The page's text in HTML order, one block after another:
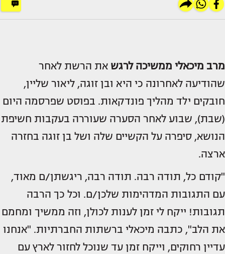
מרב מיכאלי ממשיכה לרגש את הרשת לאחר
שהודיעה לאחרונה כי היא ובן זוגה, ליאור שליין,
חובקים ילד מהליך פונדקאות. בפוסט שפרסמה היום
(שבת), שבוע לאחר הסערה שעוררה בעקבות חשיפת
הנושא, סיפרה על הקשיים שלה ושל בן זוגה בחזרה
ארצה.
"קודם כל, תודה רבה. תודה רבה, ריגשתן/ם מאוד,
עם התגובות המדהימות שלכן/ם. וכל כך הרבה
תגובות! ייקח לי זמן לענות לכולן, וזה ממשיך ומחמם
את הלב", כתבה מיכאלי ברשתות החברתיות. "אנחנו
עדיין רחוקים, וייקח זמן עד שנוכל לחזור לארץ עם